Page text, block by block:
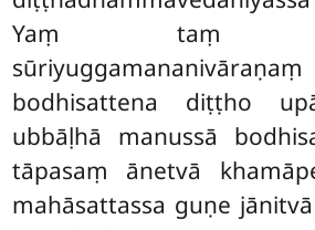
Yaṃ taṃ
bodhisattena diṭṭho
ubbāḷhā manussā
tāpasaṃ ānetvā
mahāsattassa guṇe